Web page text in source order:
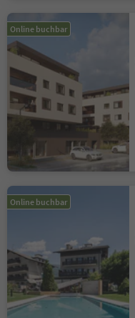
Online buchbar
Online buchbar